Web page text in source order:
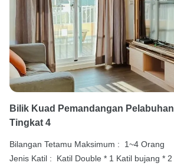
Bilik Kuad Pemandangan Pelabuhan
Tingkat 4
Bilangan Tetamu Maksimum :
1~4 Orang
Jenis Katil :
Katil Double * 1 Katil bujang * 2